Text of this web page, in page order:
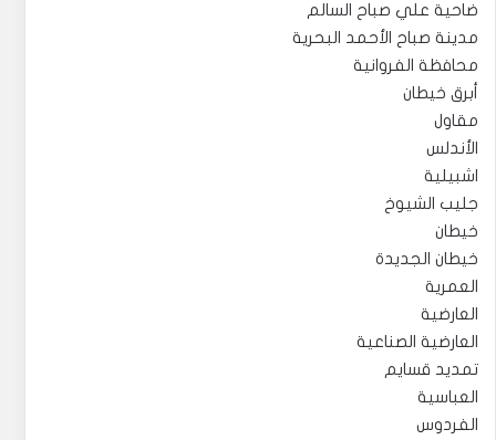
ضاحية علي صباح السالم
مدينة صباح الأحمد البحرية
محافظة الفروانية
أبرق خيطان
مقاول
الأندلس
اشبيلية
جليب الشيوخ
خيطان
خيطان الجديدة
العمرية
العارضية
العارضية الصناعية
تمديد قسايم
العباسية
الفردوس